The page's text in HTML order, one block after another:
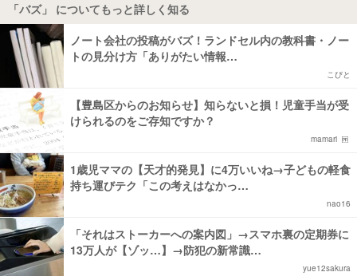
「バズ」 についてもっと詳しく知る
ノート会社の投稿がバズ！ランドセル内の教科書・ノー
トの見分け方「ありがたい情報…
こびと
【豊島区からのお知らせ】知らないと損！児童手当が受
けられるのをご存知ですか？
mamari
1歳児ママの【天才的発見】に4万いいね→子どもの軽食
持ち運びテク「この考えはなかっ…
nao16
「それはストーカーへの案内図」→スマホ裏の定期券に
13万人が【ゾッ…】→防犯の新常識…
yue12sakura